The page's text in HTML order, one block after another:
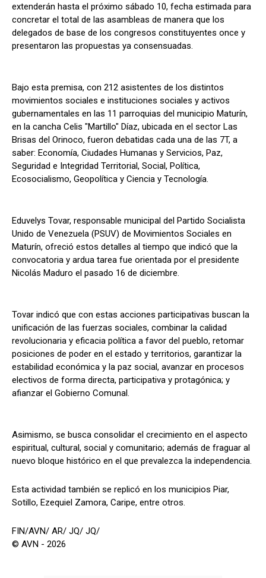
extenderán hasta el próximo sábado 10, fecha estimada para
concretar el total de las asambleas de manera que los
delegados de base de los congresos constituyentes once y
presentaron las propuestas ya consensuadas.
Bajo esta premisa, con 212 asistentes de los distintos
movimientos sociales e instituciones sociales y activos
gubernamentales en las 11 parroquias del municipio Maturín,
en la cancha Celis "Martillo" Díaz, ubicada en el sector Las
Brisas del Orinoco, fueron debatidas cada una de las 7T, a
saber: Economía, Ciudades Humanas y Servicios, Paz,
Seguridad e Integridad Territorial, Social, Política,
Ecosocialismo, Geopolítica y Ciencia y Tecnología.
Eduvelys Tovar, responsable municipal del Partido Socialista
Unido de Venezuela (PSUV) de Movimientos Sociales en
Maturín, ofreció estos detalles al tiempo que indicó que la
convocatoria y ardua tarea fue orientada por el presidente
Nicolás Maduro el pasado 16 de diciembre.
Tovar indicó que con estas acciones participativas buscan la
unificación de las fuerzas sociales, combinar la calidad
revolucionaria y eficacia política a favor del pueblo, retomar
posiciones de poder en el estado y territorios, garantizar la
estabilidad económica y la paz social, avanzar en procesos
electivos de forma directa, participativa y protagónica; y
afianzar el Gobierno Comunal.
Asimismo, se busca consolidar el crecimiento en el aspecto
espiritual, cultural, social y comunitario; además de fraguar al
nuevo bloque histórico en el que prevalezca la independencia.
Esta actividad también se replicó en los municipios Piar,
Sotillo, Ezequiel Zamora, Caripe, entre otros.
FIN/AVN/ AR/ JQ/ JQ/
© AVN - 2026